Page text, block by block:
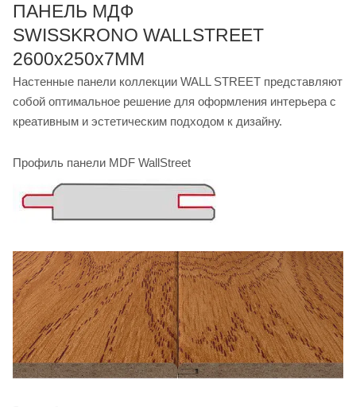
ПАНЕЛЬ МДФ
SWISSKRONO WALLSTREET
2600x250x7ММ
Настенные панели коллекции WALL STREET представляют
собой оптимальное решение для оформления интерьера с
креативным и эстетическим подходом к дизайну.
Профиль панели MDF WallStreet